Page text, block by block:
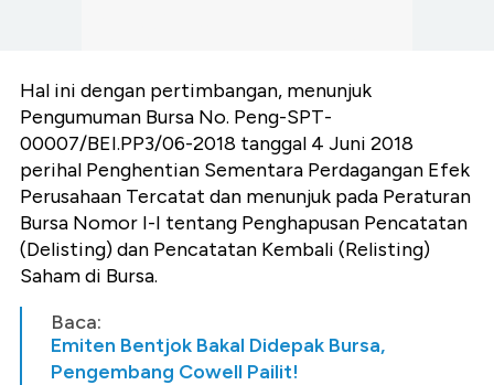
Hal ini dengan pertimbangan, menunjuk
Pengumuman Bursa No. Peng-SPT-
00007/BEI.PP3/06-2018 tanggal 4 Juni 2018
perihal Penghentian Sementara Perdagangan Efek
Perusahaan Tercatat dan menunjuk pada Peraturan
Bursa Nomor I-I tentang Penghapusan Pencatatan
(Delisting) dan Pencatatan Kembali (Relisting)
Saham di Bursa.
Baca:
Emiten Bentjok Bakal Didepak Bursa,
Pengembang Cowell Pailit!